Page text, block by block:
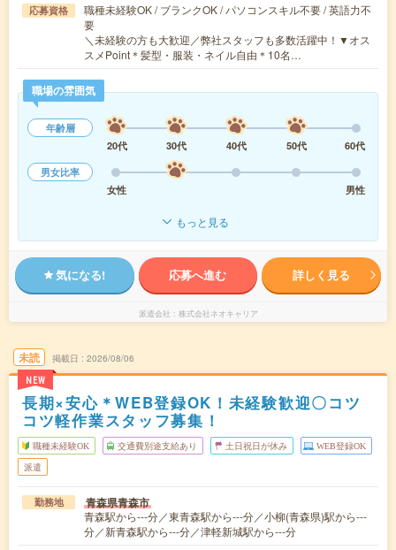
応募資格
職種未経験OK / ブランクOK / パソコンスキル不要 / 英語力不
要
＼未経験の方も大歓迎／弊社スタッフも多数活躍中！▼オス
スメPoint＊髪型・服装・ネイル自由＊10名…
職場の雰囲気
年齢層
20代
30代 40代 50代
60代
男女比率
女性
男性
もっと見る
気になる! 応募へ進む 詳しく見る
派遣会社 株式会社ネオキャリア
未読
NEW
掲載日 2026/08/06
長期×安心＊WEB登録OK！未経験歓迎〇コツ
コツ軽作業スタッフ募集！
職種未経験OK 交通費別途支給あり 土日祝日が休み WEB登録OK
派遣
勤務地 青森県青森市
青森駅から---分／東青森駅から---分／小柳(青森県)駅から---
分／新青森駅から---分／津軽新城駅から---分